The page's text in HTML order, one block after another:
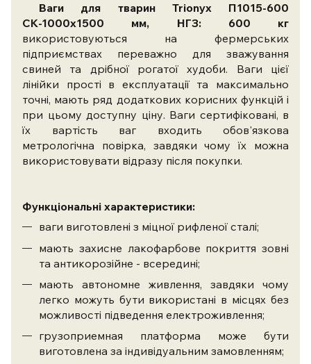
Ваги для тварин Trionyx П1015-600
СК-1000х1500 мм, НГЗ: 600 кг
використовуються на фермерських
підприємствах переважно для зважування
свиней та дрібної рогатої худоби. Ваги цієї
лінійки прості в експлуатації та максимально
точні, мають ряд додаткових корисних функцій і
при цьому доступну ціну. Ваги сертифіковані, в
їх вартість ваг входить обов'язкова
метрологічна повірка, завдяки чому їх можна
використовувати відразу після покупки.
Функціональні характеристики:
ваги виготовлені з міцної рифленої сталі;
мають захисне лакофарбове покриття зовні
та антикорозійне - всередині;
мають автономне живлення, завдяки чому
легко можуть бути використані в місцях без
можливості підведення електроживлення;
грузоприемная платформа може бути
виготовлена ​​за індивідуальним замовленням;